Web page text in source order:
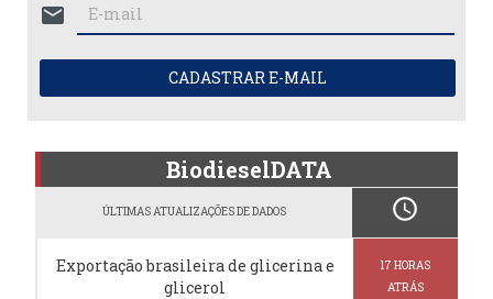
mail
CADASTRAR E-MAIL
BiodieselDATA
ÚLTIMAS ATUALIZAÇÕES DE DADOS schedule
Exportação brasileira de glicerina e
glicerol
17 HORAS
ATRÁS